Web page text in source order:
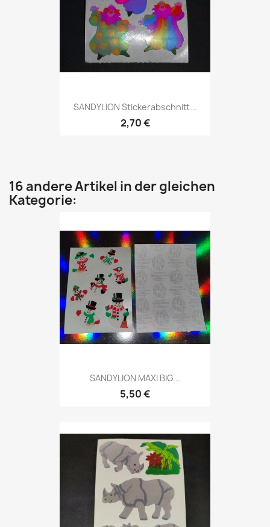
SANDYLION Stickerabschnitt...
2,70 €
16 andere Artikel in der gleichen
Kategorie:
SANDYLION MAXI BIG...
5,50 €